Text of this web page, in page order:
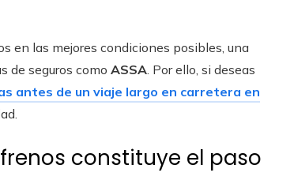
en las mejores condiciones posibles, una
de seguros como ASSA. Por ello, si deseas
antes de un viaje largo en carretera en
constituye el paso